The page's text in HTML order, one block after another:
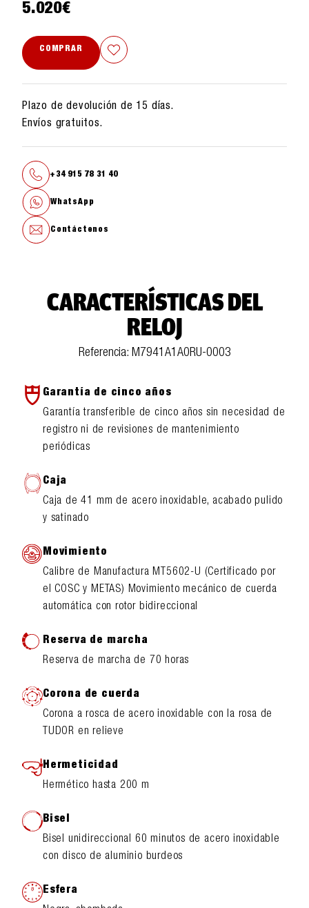
5.020€
COMPRAR
Plazo de devolución de 15 días.
Envíos gratuitos.
+34 915 78 31 40
WhatsApp
Contáctenos
CARACTERÍSTICAS DEL
RELOJ
Referencia: M7941A1A0RU-0003
Garantía de cinco años
Garantía transferible de cinco años sin necesidad de
registro ni de revisiones de mantenimiento
periódicas
Caja
Caja de 41 mm de acero inoxidable, acabado pulido
y satinado
Movimiento
Calibre de Manufactura MT5602-U (Certificado por
el COSC y METAS) Movimiento mecánico de cuerda
automática con rotor bidireccional
Reserva de marcha
Reserva de marcha de 70 horas
Corona de cuerda
Corona a rosca de acero inoxidable con la rosa de
TUDOR en relieve
Hermeticidad
Hermético hasta 200 m
Bisel
Bisel unidireccional 60 minutos de acero inoxidable
con disco de aluminio burdeos
Esfera